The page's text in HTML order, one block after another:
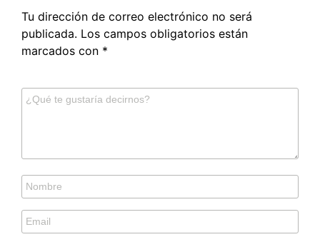
Tu dirección de correo electrónico no será
publicada. Los campos obligatorios están
marcados con *